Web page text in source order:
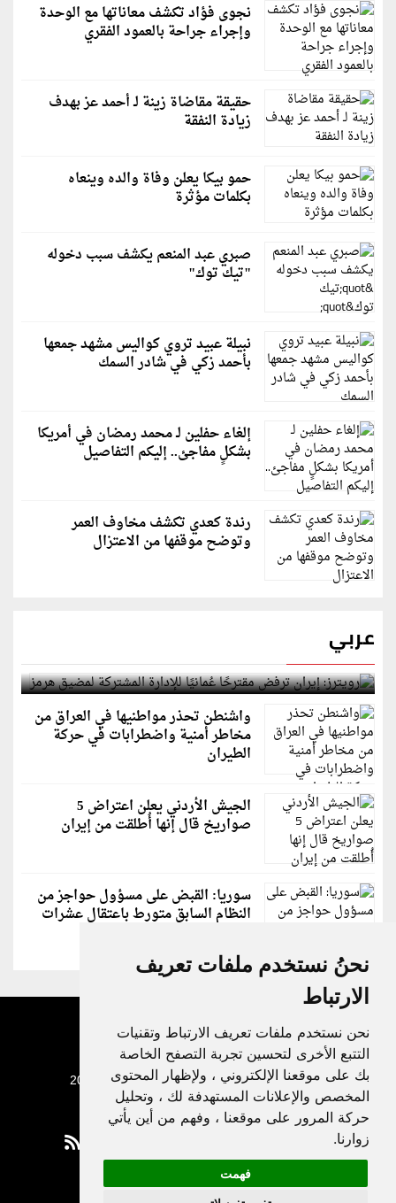
نحنُ نستخدم ملفات تعريف
الارتباط
نحن نستخدم ملفات تعريف الارتباط وتقنيات
التتبع الأخرى لتحسين تجربة التصفح الخاصة
بك على موقعنا الإلكتروني ، ولإظهار المحتوى
المخصص والإعلانات المستهدفة لك ، وتحليل
حركة المرور على موقعنا ، وفهم من أين يأتي
زوارنا.
فهمت
نجوى فؤاد تكشف معاناتها مع الوحدة
وإجراء جراحة بالعمود الفقري
حقيقة مقاضاة زينة لـ أحمد عز بهدف
زيادة النفقة
حمو بيكا يعلن وفاة والده وينعاه
بكلمات مؤثرة
صبري عبد المنعم يكشف سبب دخوله
"تيك توك"
نبيلة عبيد تروي كواليس مشهد جمعها
بأحمد زكي في شادر السمك
إلغاء حفلين لـ محمد رمضان في أمريكا
بشكلٍ مفاجئ.. إليكم التفاصيل
رندة كعدي تكشف مخاوف العمر
وتوضح موقفها من الاعتزال
عربي
رويترز: إيران ترفض مقترحًا عُمانيًا للإدارة المشتركة
لمضيق هرمز
واشنطن تحذر مواطنيها في العراق من
مخاطر أمنية واضطرابات في حركة
الطيران
الجيش الأردني يعلن اعتراض 5
صواريخ قال إنها أُطلقت من إيران
سوريا: القبض على مسؤول حواجز من
النظام السابق متورط باعتقال عشرات
جميع الحقوق محفوظة لدنيا الوطن © 2003 - 2022
Privacy Policy